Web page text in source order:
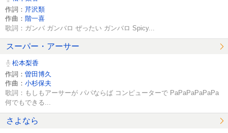
作詞： 芹沢類
作曲： 階一喜
歌詞：ガンバ ガンバロ ぜったい ガンバロ Spicy...
スーパー・アーサー
松本梨香
作詞： 曽田博久
作曲： 小杉保夫
歌詞：もしもアーサーが パパならば コンピューターで PaPaPaPaPaPa
何でもできる...
さよなら